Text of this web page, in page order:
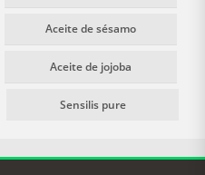
Aceite de sésamo
Aceite de jojoba
Sensilis pure